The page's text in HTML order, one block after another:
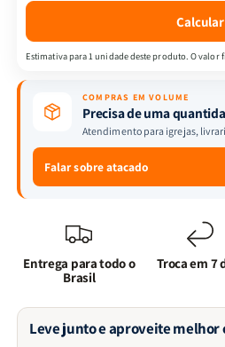
Mulheres:
Reflexões
Mulheres:
Reflexões
Calcular
Estimativa para 1 unidade deste produto. O
COMPRAS EM VOLUME
Precisa de uma
Atendimento para igrejas,
Falar sobre atacado
Entrega para todo o
Brasil
Troca em 7
Leve junto e aproveite melhor